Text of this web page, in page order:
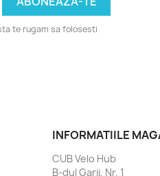
te rugam sa folosesti
INFORMATIILE
CUB Velo Hub
B-dul Garii, Nr. 1